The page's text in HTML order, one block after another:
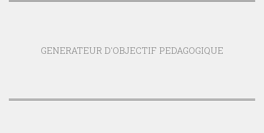
GENERATEUR D'OBJECTIF PEDAGOGIQUE